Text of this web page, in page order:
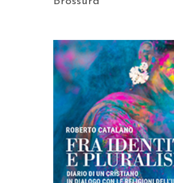
AGGIUNGI AL CARRELLO